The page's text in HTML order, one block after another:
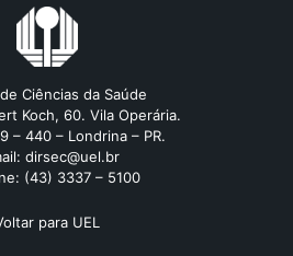
Ciências da Saúde
Koch, 60. Vila Operária.
– 440 – Londrina – PR.
dirsec@uel.br
(43) 3337 – 5100
para UEL